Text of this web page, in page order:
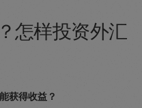
怎样投资外汇
获得收益？